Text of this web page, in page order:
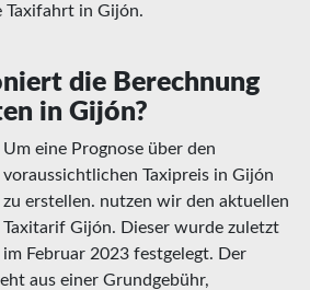
in Gijón.
die Berechnung
in Gijón?
Um eine Prognose über den
voraussichtlichen Taxipreis in Gijón
zu erstellen. nutzen wir den aktuellen
Taxitarif Gijón. Dieser wurde zuletzt
im Februar 2023 festgelegt. Der
aus einer Grundgebühr,